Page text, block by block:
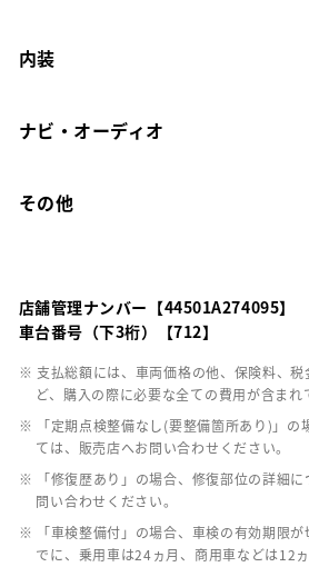
内装
ナビ・オーディオ
その他
店舗管理ナンバー【44501A274095】
車台番号（下3桁）【712】
※ 支払総額には、車両価格の他、保険料、
ど、購入の際に必要な全ての費用が含まれ
※ 「定期点検整備なし(要整備箇所あり)」の
ては、販売店へお問い合わせください。
※ 「修復歴あり」の場合、修復部位の詳細
問い合わせください。
※ 「車検整備付」の場合、車検の有効期限が
でに、乗用車は24ヵ月、商用車などは12